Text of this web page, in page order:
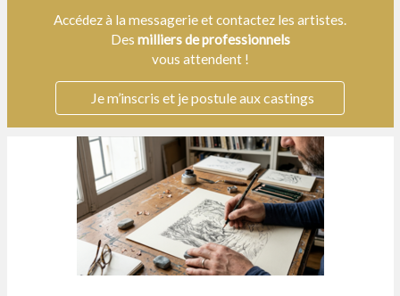
Accédez à la messagerie et contactez les artistes.
Des milliers de professionnels
vous attendent !
Je m’inscris et je postule aux castings